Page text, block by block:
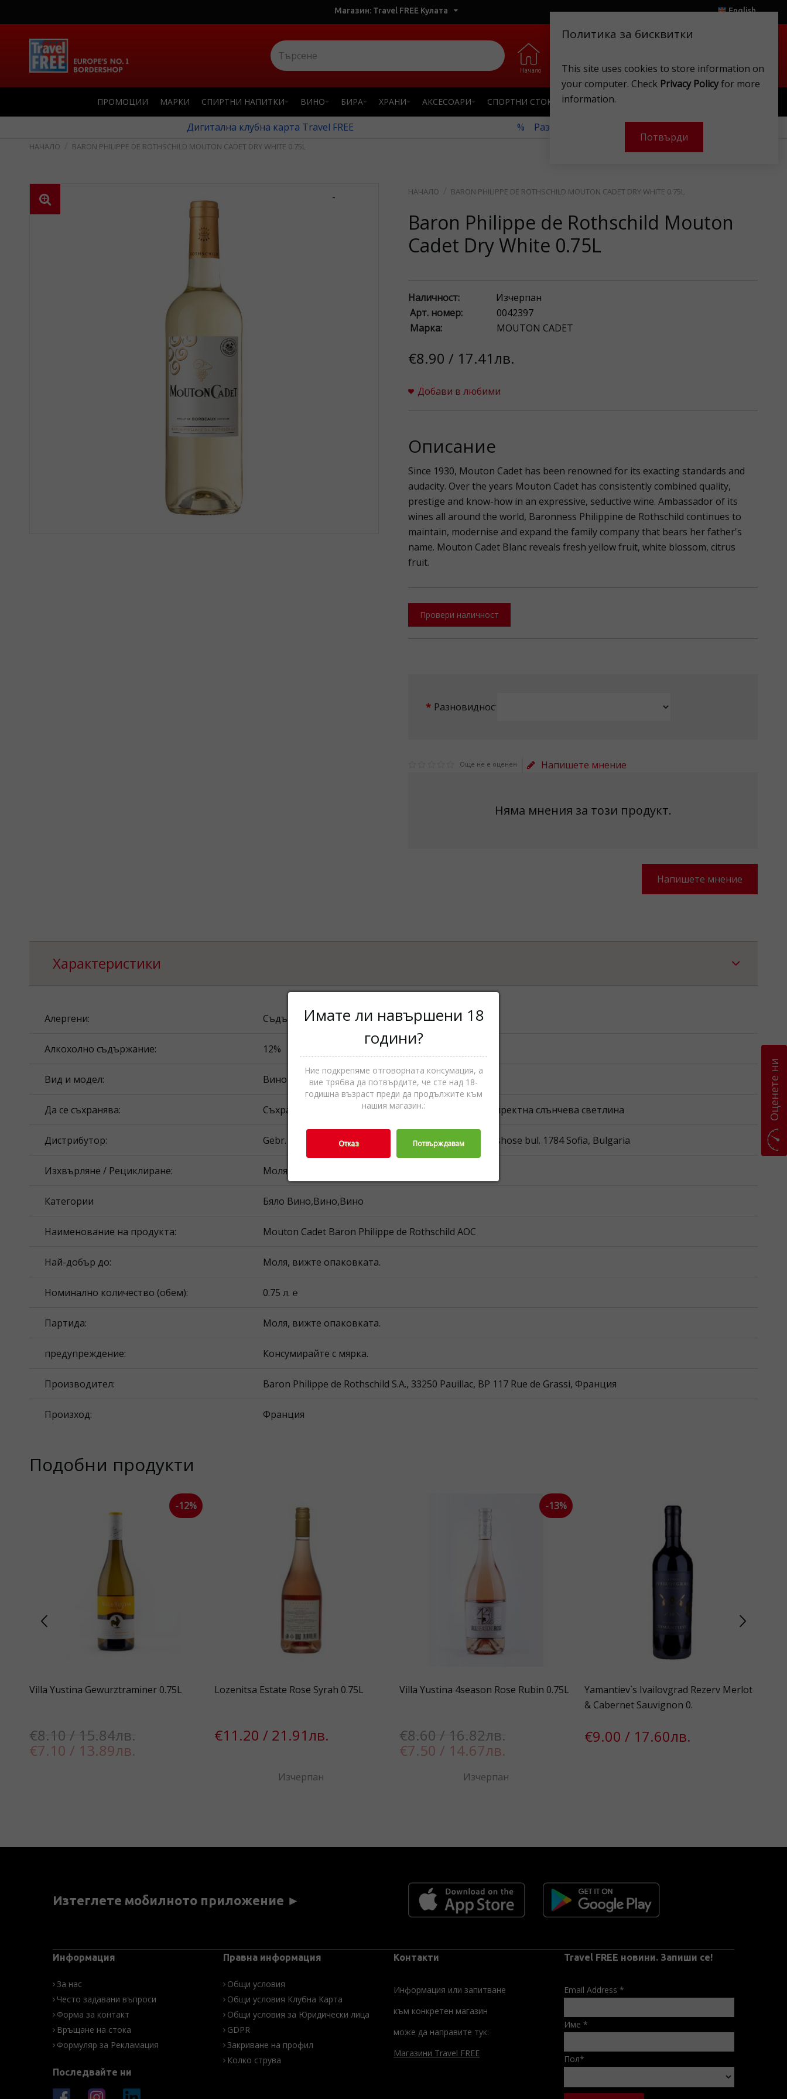
Политика за бисквитки
This site uses cookies to store information on
your computer. Check Privacy Policyfor more
information.
Потвърди
Магазин: Travel FREE Кулата English
Начало Любими Магазини Клубна карта Акаунт Кошница
ПРОМОЦИИ МАРКИ СПИРТНИ НАПИТКИ ВИНО БИРА ХРАНИ АКСЕСОАРИ СПОРТНИ СТОКИ ИГРАЧКИ
Дигитална клубна карта Travel FREE % Разгледайте нашите месечни оферти!
BARON PHILIPPE DE ROTHSCHILD MOUTON CADET DRY WHITE 0.75L
- BARON PHILIPPE DE ROTHSCHILD MOUTON CADET DRY WHITE 0.75L
Baron Philippe de Rothschild Mouton
Cadet Dry White 0.75L
Наличност:
Изчерпан
Арт. номер:
0042397
Марка:
MOUTON CADET
€8.90 / 17.41лв.
Добави в любими
Описание
Since 1930, Mouton Cadet has been renowned for its exacting standards and
audacity. Over the years Mouton Cadet has consistently combined quality,
prestige and know-how in an expressive, seductive wine. Ambassador of its
wines all around the world, Baronness Philippine de Rothschild continues to
maintain, modernise and expand the family company that bears her father's
name. Mouton Cadet Blanc reveals fresh yellow fruit, white blossom, citrus
fruit.
Провери наличност
Разновидност
Още не е оценен Напишете мнение
Няма мнения за този продукт.
Напишете мнение
Характеристики
Алергени: Съдържа сулфити.
Алкохолно съдържание: 12%
Вид и модел: Вино
Да се съхранява: Съхранявайте на хладно и сухо. Не излагайте на директна слънчева светлина
Дистрибутор: Gebr. Heinemann Bulgaria OOD 141 B, Tsarigradsko shose bul. 1784 Sofia, Bulgaria
Изхвърляне / Рециклиране: Моля, вижте опаковката.
Категории Бяло Вино,Винo,Вино
Наименование на продукта: Mouton Cadet Baron Philippe de Rothschild AOC
Най-добър до: Моля, вижте опаковката.
Номинално количество (обем): 0.75 л. ℮
Партида: Моля, вижте опаковката.
предупреждение: Консумирайте с мярка.
Производител: Baron Philippe de Rothschild S.A., 33250 Pauillac, BP 117 Rue de Grassi, Франция
Произход: Франция
Подобни продукти
Villa Yustina Gewurztraminer 0.75L
€8.10 / 15.84лв.
€7.10 / 13.89лв.
-12%
Lozenitsa Estate Rose Syrah 0.75L
€11.20 / 21.91лв.
Изчерпан
Villa Yustina 4season Rose Rubin 0.75L
€8.60 / 16.82лв.
€7.50 / 14.67лв.
Изчерпан
-13%
Yamantiev`s Ivailovgrad Rezerv Merlot
& Cabernet Sauvignon 0.
€9.00 / 17.60лв.
Изтеглете мобилното приложение ►
Информация
За нас
Често задавани въпроси
Форма за контакт
Връщане на стока
Формуляр за Рекламация
Последвайте ни
Правна информация
Общи условия
Общи условия Клубна Карта
Общи условия за Юридически лица
GDPR
Закриване на профил
Колко струва
Контакти
Информация или запитване
към конкретен магазин
може да направите тук:
Магазини Travel FREE
Travel FREE новини. Запиши се!
Email Address *
Име *
Пол*
Оценете ни
Имате ли навършени 18
години?
Ние подкрепяме отговорната консумация, а
вие трябва да потвърдите, че сте над 18-
годишна възраст преди да продължите към
нашия магазин.:
Отказ Потвърждавам